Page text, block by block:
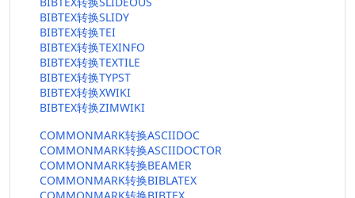
BIBTEX转换SLIDY
BIBTEX转换TEI
BIBTEX转换TEXINFO
BIBTEX转换TEXTILE
BIBTEX转换TYPST
BIBTEX转换XWIKI
BIBTEX转换ZIMWIKI
COMMONMARK转换ASCIIDOC
COMMONMARK转换ASCIIDOCTOR
COMMONMARK转换BEAMER
COMMONMARK转换BIBLATEX